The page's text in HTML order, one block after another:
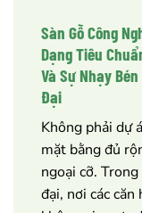
Sàn Gỗ Công
Dạng Tiêu
Và Sự Nhạy
Đại
Không phải dự
mặt bằng đủ
ngoại cỡ.
đại, nơi các căn